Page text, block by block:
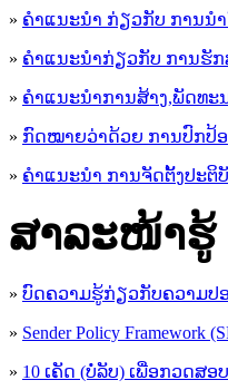
» ຄໍາແນະນໍາ ກ່ຽວກັບ ການນໍ
» ຄຳແນະນຳກ່ຽວກັບ ການຮັກ
» ຄຳແນະນຳການສ້າງ,ພັດທະ
» ກົດໝາຍວ່າດ້ວຍ ການປົກປ້ອ
» ຄຳແນະນຳ ການຈັດຕັ້ງປະຕິ
ສາລະໜ້າຮູ້
» ບົດຄວາມຮູ້ກ່ຽວກັບຄວາມປອ
» Sender Policy Framework
» 10 ເຄັດ (ບໍ່ລັບ) ເພື່ອກວດສອ